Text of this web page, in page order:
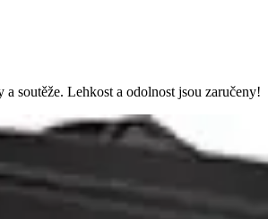
soutěže. Lehkost a odolnost jsou zaručeny!